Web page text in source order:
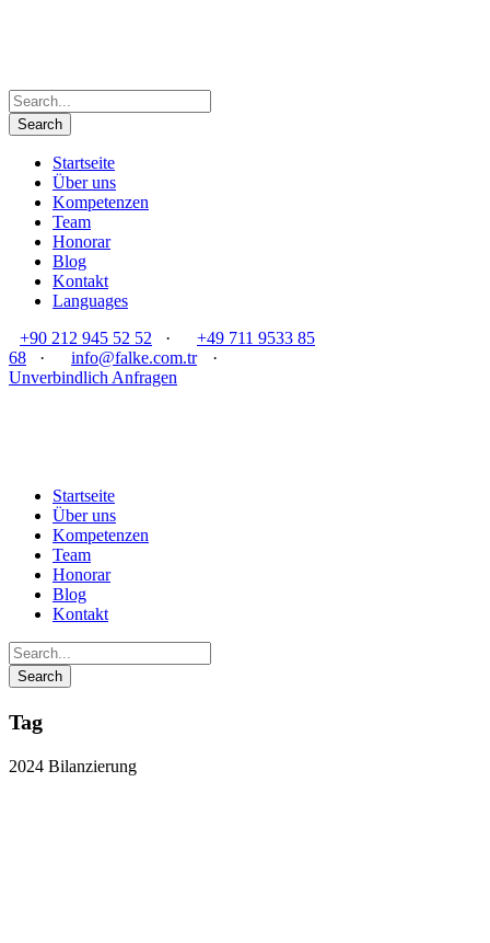
Startseite
Über uns
Kompetenzen
Team
Honorar
Blog
Kontakt
Languages
+90 212 945 52 52
·
+49 711 9533 85
68
· info@falke.com.tr
·
Unverbindlich Anfragen
Startseite
Über uns
Kompetenzen
Team
Honorar
Blog
Kontakt
Tag
2024 Bilanzierung